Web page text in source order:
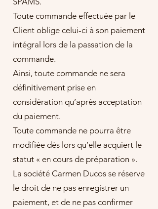
Toute commande effectuée par le
Client oblige celui-ci à son paiement
intégral lors de la passation de la
commande.
Ainsi, toute commande ne sera
définitivement prise en
considération qu’après acceptation
du paiement.
Toute commande ne pourra être
modifiée dès lors qu’elle acquiert le
statut « en cours de préparation ».
La société Carmen Ducos se réserve
le droit de ne pas enregistrer un
paiement, et de ne pas confirmer